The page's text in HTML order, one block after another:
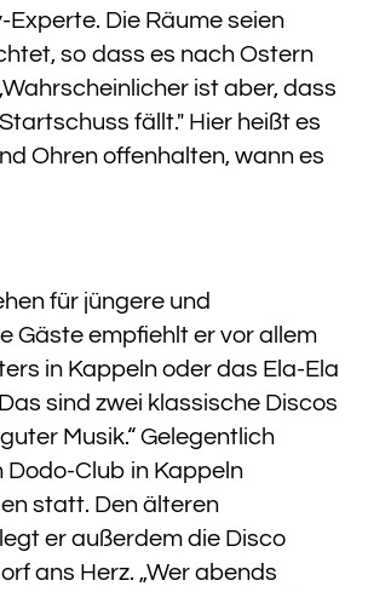
Die Räume seien
so dass es nach Ostern
ist aber, dass
fällt." Hier heißt es
Ohren offenhalten, wann es
für jüngere und
Gäste empfiehlt er vor allem
in Kappeln oder das Ela-Ela
sind zwei klassische Discos
Musik.“ Gelegentlich
Dodo-Club in Kappeln
statt. Den älteren
er außerdem die Disco
ans Herz. „Wer abends